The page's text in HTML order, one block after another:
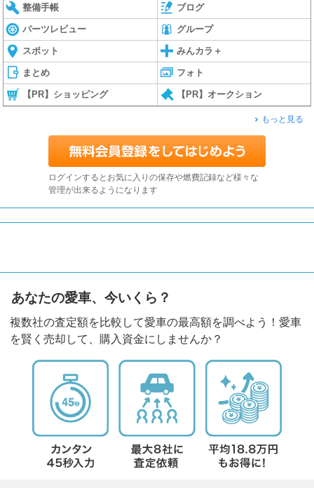
整備手帳 ブログ
パーツレビュー グループ
スポット みんカラ＋
まとめ フォト
【PR】ショッピング 【PR】オークション
もっと見る
ログインするとお気に入りの保存や燃費記録など様々な
管理が出来るようになります
あなたの愛車、今いくら？
複数社の査定額を比較して愛車の最高額を調べよう！愛車
を賢く売却して、購入資金にしませんか？